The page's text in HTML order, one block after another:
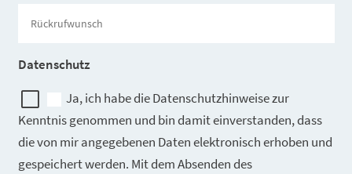
Datenschutz
Ja, ich habe die Datenschutzhinweise zur
Kenntnis genommen und bin damit einverstanden, dass
die von mir angegebenen Daten elektronisch erhoben und
gespeichert werden. Mit dem Absenden des